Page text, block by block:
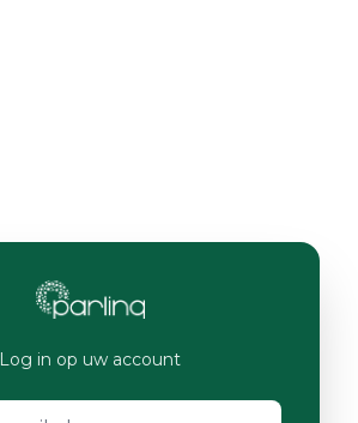
Log in op uw account